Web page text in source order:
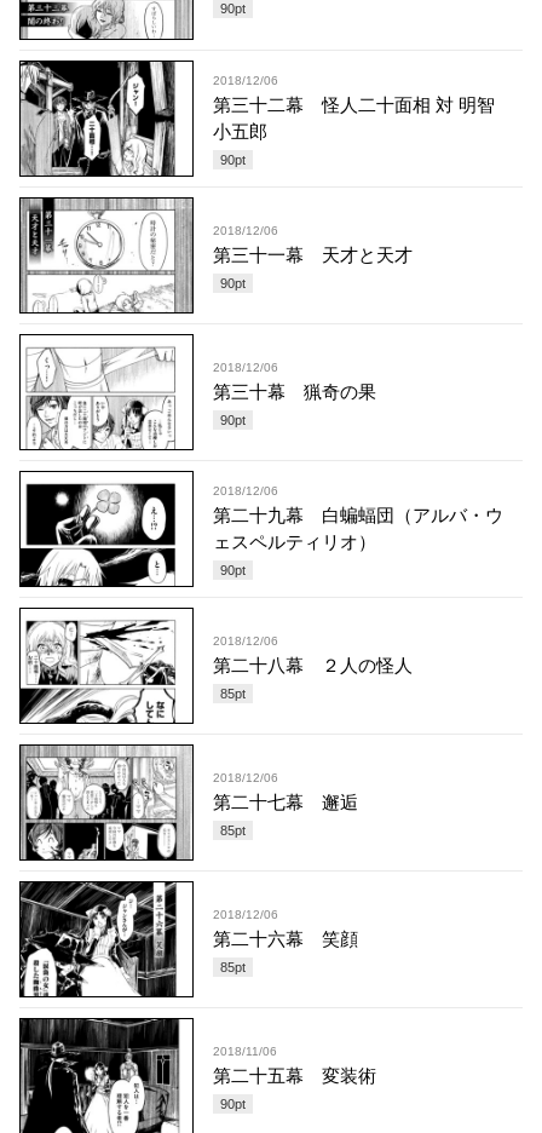
90pt
2018/12/06
第三十二幕 怪人二十面相 対 明智
小五郎
90pt
2018/12/06
第三十一幕 天才と天才
90pt
2018/12/06
第三十幕 猟奇の果
90pt
2018/12/06
第二十九幕 白蝙蝠団（アルバ・ウ
ェスペルティリオ）
90pt
2018/12/06
第二十八幕 ２人の怪人
85pt
2018/12/06
第二十七幕 邂逅
85pt
2018/12/06
第二十六幕 笑顔
85pt
2018/11/06
第二十五幕 変装術
90pt